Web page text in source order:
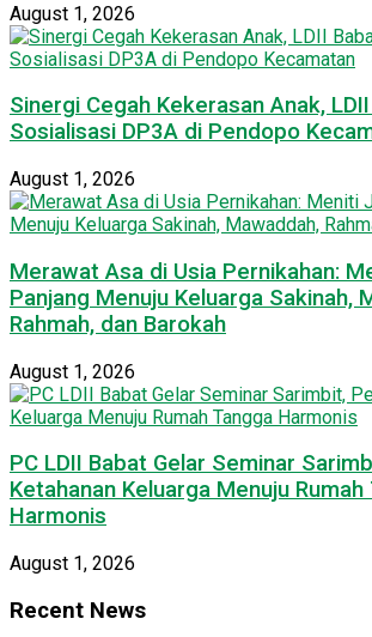
August 1, 2026
Sinergi Cegah Kekerasan Anak,
Sosialisasi DP3A di Pendopo
August 1, 2026
Merawat Asa di Usia Pernikahan:
Panjang Menuju Keluarga Sakinah,
Rahmah, dan Barokah
August 1, 2026
PC LDII Babat Gelar Seminar
Ketahanan Keluarga Menuju Rumah
Harmonis
August 1, 2026
Recent News